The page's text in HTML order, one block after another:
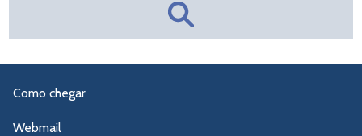
Como chegar
Webmail